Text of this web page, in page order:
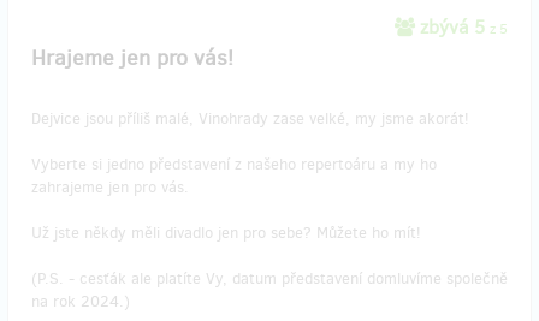
zbývá 5 z 5
Hrajeme jen pro vás!
Dejvice jsou příliš malé, Vinohrady zase velké, my jsme akorát!
Vyberte si jedno představení z našeho repertoáru a my ho
zahrajeme jen pro vás.
Už jste někdy měli divadlo jen pro sebe? Můžete ho mít!
(P.S. - cesťák ale platíte Vy, datum představení domluvíme společně
na rok 2024.)